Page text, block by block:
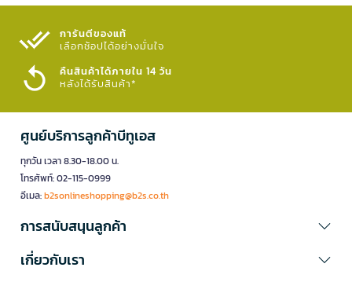
การันตีของแท้
เลือกช้อปได้อย่างมั่นใจ​
คืนสินค้าได้ภายใน 14 วัน
หลังได้รับสินค้า*
ศูนย์บริการลูกค้าบีทูเอส
ทุกวัน เวลา 8.30-18.00 น.
โทรศัพท์: 02-115-0999
อีเมล:b2sonlineshopping@b2s.co.th
การสนับสนุนลูกค้า
เกี่ยวกับเรา